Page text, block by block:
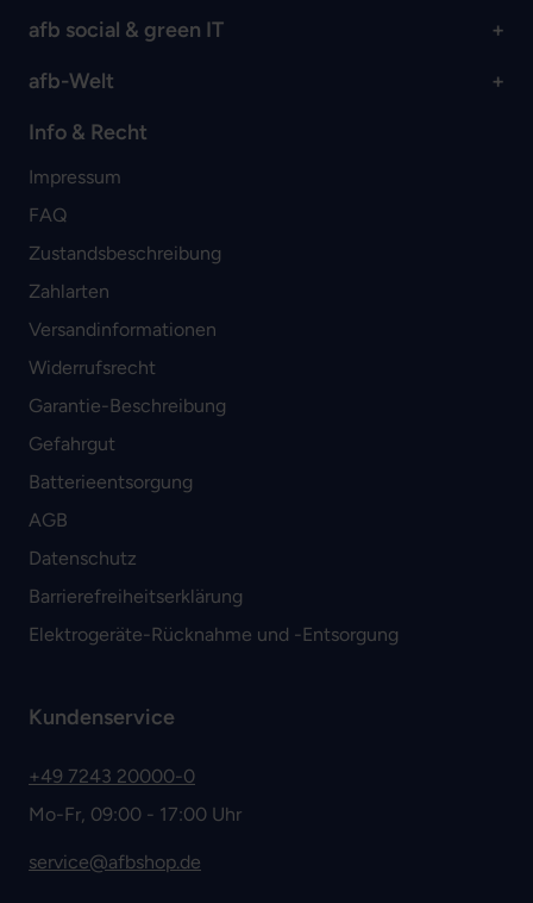
afb social & green IT
afb-Welt
Info & Recht
Impressum
FAQ
Zustandsbeschreibung
Zahlarten
Versandinformationen
Widerrufsrecht
Garantie-Beschreibung
Gefahrgut
Batterieentsorgung
AGB
Datenschutz
Barrierefreiheitserklärung
Elektrogeräte-Rücknahme und -Entsorgung
Kundenservice
+49 7243 20000-0
Mo-Fr, 09:00 - 17:00 Uhr
service@afbshop.de